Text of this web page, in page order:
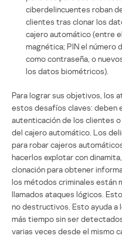
ciberdelincuentes roban
clientes tras clonar los
cajero automático (entre
magnética; PIN el número
como contraseña, o
los datos biométricos).
Para lograr sus objetivos, los
estos desafíos claves: deben
autenticación de los clientes
del cajero automático. Los
para robar cajeros
hacerlos explotar con
clonación para obtener
los métodos criminales están
llamados ataques lógicos.
no destructivos. Esto ayuda a
más tiempo sin ser
varias veces desde el mismo